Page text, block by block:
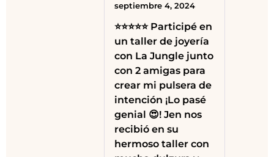
septiembre 4, 2024
⭐⭐⭐⭐⭐ Participé en
un taller de joyería
con La Jungle junto
con 2 amigas para
crear mi pulsera de
intención ¡Lo pasé
genial 😍! Jen nos
recibió en su
hermoso taller con